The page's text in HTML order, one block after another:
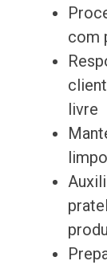
com
livre